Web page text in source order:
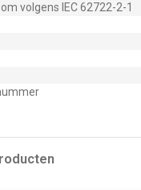
volgens IEC 62722-2-1